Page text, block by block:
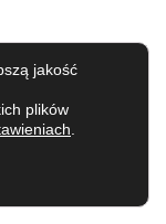
jakość
plików